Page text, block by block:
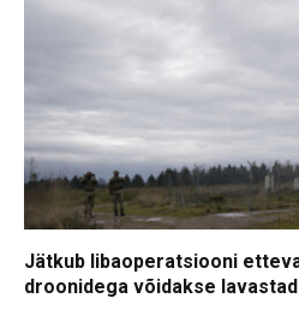
Jätkub libaoperatsiooni
droonidega võidakse